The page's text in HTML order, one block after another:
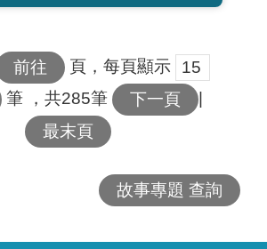
頁，每頁顯示
筆
，共285筆 下一頁
最末頁
故事專題 查詢